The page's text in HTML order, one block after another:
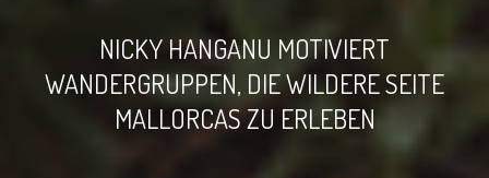
NICKY HANGANU MOTIVIERT
WANDERGRUPPEN, DIE WILDERE SEITE
MALLORCAS ZU ERLEBEN